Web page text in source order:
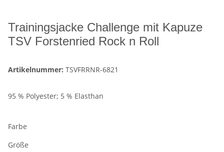
Trainingsjacke Challenge mit Kapuze
TSV Forstenried Rock n Roll
Artikelnummer: TSVFRRNR-6821
95 % Polyester; 5 % Elasthan
Farbe
Größe